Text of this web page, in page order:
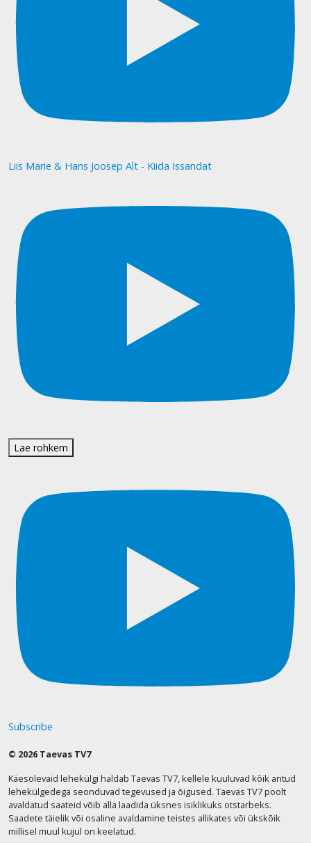
Liis Marie & Hans Joosep Alt - Kiida Issandat
Lae rohkem
Subscribe
© 2026 Taevas TV7
Käesolevaid lehekülgi haldab Taevas TV7, kellele kuuluvad kõik antud
lehekülgedega seonduvad tegevused ja õigused. Taevas TV7 poolt
avaldatud saateid võib alla laadida üksnes isiklikuks otstarbeks.
Saadete täielik või osaline avaldamine teistes allikates või ükskõik
millisel muul kujul on keelatud.